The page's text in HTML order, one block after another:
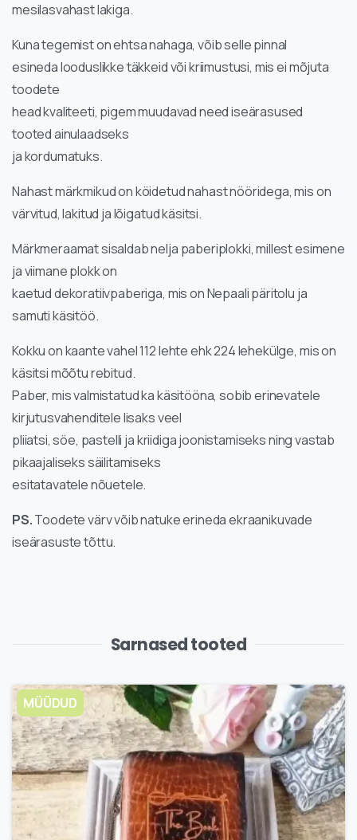
mesilasvahast lakiga.
Kuna tegemist on ehtsa nahaga, võib selle pinnal
esineda looduslikke täkkeid või kriimustusi, mis ei mõjuta
toodete
head kvaliteeti, pigem muudavad need iseärasused
tooted ainulaadseks
ja kordumatuks.
Nahast märkmikud on köidetud nahast nööridega, mis on
värvitud, lakitud ja lõigatud käsitsi.
Märkmeraamat sisaldab nelja paberiplokki, millest esimene
ja viimane plokk on
kaetud dekoratiivpaberiga, mis on Nepaali päritolu ja
samuti käsitöö.
Kokku on kaante vahel 112 lehte ehk 224 lehekülge, mis on
käsitsi mõõtu rebitud.
Paber, mis valmistatud ka käsitööna, sobib erinevatele
kirjutusvahenditele lisaks veel
pliiatsi, söe, pastelli ja kriidiga joonistamiseks ning vastab
pikaajaliseks säilitamiseks
esitatavatele nõuetele.
PS.Toodete värv võib natuke erineda ekraanikuvade
iseärasuste tõttu.
Sarnased tooted
MÜÜDUD